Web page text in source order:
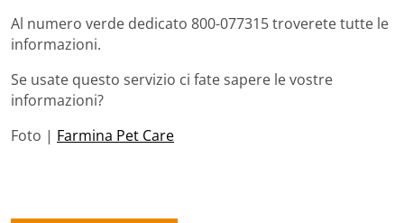
Al numero verde dedicato 800-077315 troverete tutte le
informazioni.
Se usate questo servizio ci fate sapere le vostre
informazioni?
Foto | Farmina Pet Care